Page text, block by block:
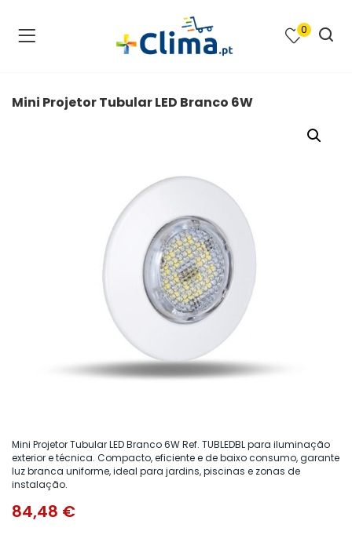
0
Mini Projetor Tubular LED Branco 6W
Mini Projetor Tubular LED Branco 6W Ref. TUBLEDBL para iluminação
exterior e técnica. Compacto, eficiente e de baixo consumo, garante
luz branca uniforme, ideal para jardins, piscinas e zonas de
instalação.
84,48 €